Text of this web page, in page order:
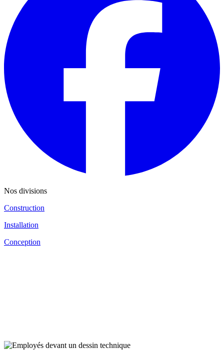
Nos divisions
Construction
Installation
Conception